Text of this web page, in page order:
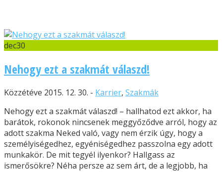
dec30
Nehogy ezt a szakmát válaszd!
Közzétéve 2015. 12. 30. - Karrier, Szakmák
Nehogy ezt a szakmát válaszd! – hallhatod ezt akkor, ha
barátok, rokonok nincsenek meggyőződve arról, hogy az
adott szakma Neked való, vagy nem érzik úgy, hogy a
személyiségedhez, egyéniségedhez passzolna egy adott
munkakör. De mit tegyél ilyenkor? Hallgass az
ismerősökre? Néha persze az sem árt, de a legjobb, ha